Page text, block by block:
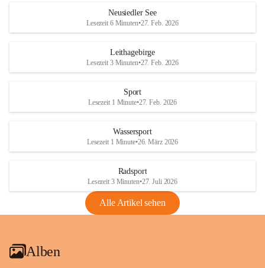
S
und den daraus folgenden wirtschaftlichen
Maßnahmen zur Bekämpfung
Rebe und der Amerikanischen
Anhang VBl. EU Nr. 18
1 Seite•1,4 MB
VBl. EU Nr. 18_2026
r
S
Neusiedler See
Lesezeit 6 Minuten•27. Feb. 2026
Leithagebirge
Lesezeit 3 Minuten•27. Feb. 2026
Sport
Lesezeit 1 Minute•27. Feb. 2026
Wassersport
Lesezeit 1 Minute•26. März 2026
Radsport
Lesezeit 3 Minuten•27. Juli 2026
Alle Artikel sehen
Alben